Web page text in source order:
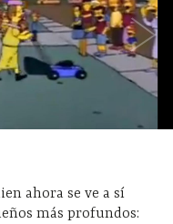
ahora se ve a sí
más profundos: